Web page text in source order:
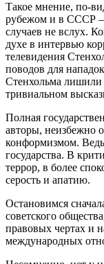
Такое мнение, по-
рубежом и в СССР –
случаев не вслух.
духе в интервью
телевидения
поводов для
Стенхольма лишили
тривиальном
Полная
авторы, неизбежно
конформизмом.
государства. В
террор, в более
серость и апатию.
Остановимся
советского
правовых чертах и
международных